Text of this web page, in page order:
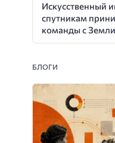
Искусственный
спутникам
команды с Земли
БЛОГИ